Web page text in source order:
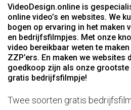
VideoDesign.online is
online video’s en websites. We
bogen op ervaring in het maken
en bedrijfsfilmpjes. Met onze
video bereikbaar weten te
ZZP’ers. En maken we websites
goedkoop zijn als onze
gratis bedrijfsfilmpje!
Twee soorten gratis